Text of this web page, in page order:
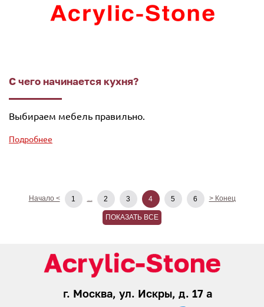
С чего начинается кухня?
Выбираем мебель правильно.
Подробнее
Начало < 1 ... 2 3 4 5 6 > Конец
ПОКАЗАТЬ ВСЕ
г. Москва, ул. Искры, д. 17 а